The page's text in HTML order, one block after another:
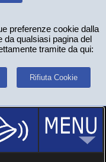
preferenze cookie dalla
da qualsiasi pagina del
tramite da qui:
Rifiuta Cookie